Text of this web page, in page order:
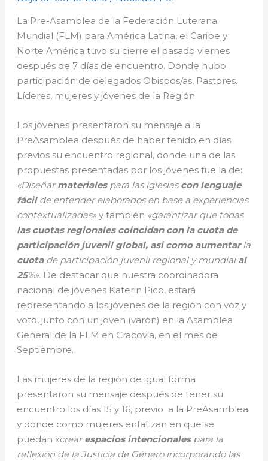
La Pre-Asamblea de la Federación Luterana
Mundial (FLM) para América Latina, el Caribe y
Norte América tuvo su cierre el pasado viernes
después de 7 días de encuentro. Donde hubo
participación de delegados Obispos/as, Pastores.
Líderes, mujeres y jóvenes de la Región.
Los jóvenes presentaron su mensaje a la
PreAsamblea después de haber tenido en días
previos su encuentro regional, donde una de las
propuestas presentadas por los jóvenes fue la de:
«Diseñarmateriales para las iglesiascon lenguaje
fácilde entender elaborados en base a experiencias
contextualizadas» y también «garantizar que todas
las cuotas regionales coincidan con la cuota de
participación juvenil global, asi como aumentarla
cuotade participación juvenil regional y mundial al
25%». De destacar que nuestra coordinadora
nacional de jóvenes Katerin Pico, estará
representando a los jóvenes de la región con voz y
voto, junto con un joven (varón) en la Asamblea
General de la FLM en Cracovia, en el mes de
Septiembre.
Las mujeres de la región de igual forma
presentaron su mensaje después de tener su
encuentro los días 15 y 16, previo a la PreAsamblea
y donde como mujeres enfatizan en que se
puedan «crearespacios intencionales para la
reflexión de la Justicia de Género incorporando las